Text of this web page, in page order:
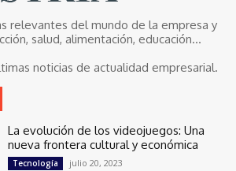
relevantes del mundo de la empresa y
salud, alimentación, educación...
noticias de actualidad empresarial.
La evolución de los videojuegos: Una
nueva frontera cultural y económica
Tecnología julio 20, 2023